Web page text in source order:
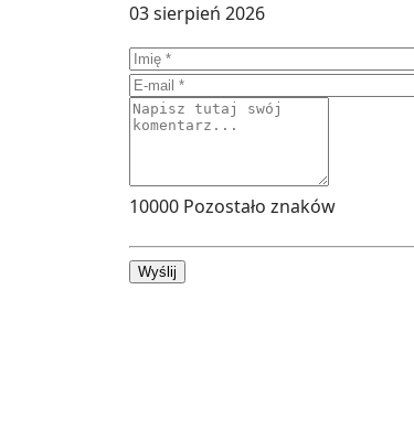
03 sierpień 2026
10000 Pozostało znaków
Wyślij